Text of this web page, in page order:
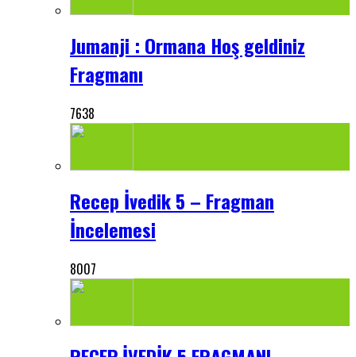
Jumanji : Ormana Hoş geldiniz
Fragmanı
7638
Recep İvedik 5 – Fragman
İncelemesi
8007